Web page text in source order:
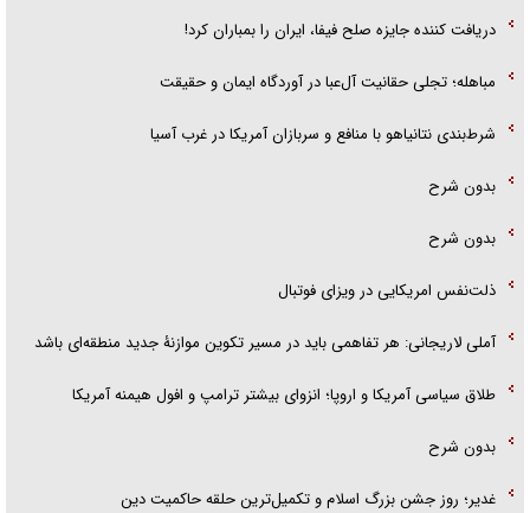
دریافت کننده جایزه صلح فیفا، ایران را بمباران کرد!
مباهله؛ تجلی حقانیت آل‌عبا در آوردگاه ایمان و حقیقت
شرط‌بندی نتانیاهو با منافع و سربازان آمریکا در غرب آسیا
بدون شرح
بدون شرح
ذلت‌نفس امریکایی در ویزای فوتبال
آملی لاریجانی: هر تفاهمی باید در مسیر تکوین موازنۀ جدید منطقه‌ای باشد
طلاق سیاسی آمریکا و اروپا؛ انزوای بیشتر ترامپ و افول هیمنه آمریکا
بدون شرح
غدیر؛ روز جشن بزرگ اسلام و تکمیل‌ترین حلقه حاکمیت دین